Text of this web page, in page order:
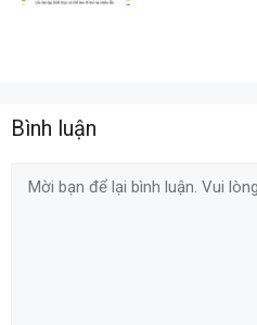
Bình luận
Comment